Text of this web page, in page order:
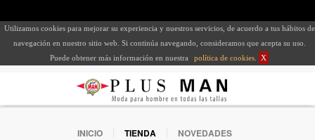
Utilizamos cookies para mejorar su experiencia y nuestros servicios, de acuerdo a tus hábitos de
navegación en nuestro sitio web. Si continúa navegando, consideramos que acepta su uso.
Puede obtener más información en nuestra
política de cookies X
INICIO TIENDA
NOVEDADES